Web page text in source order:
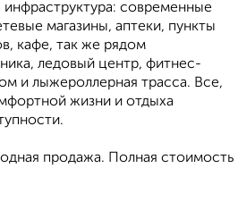
инфраструктура: современные
магазины, аптеки, пункты
кафе, так же рядом
ледовый центр, фитнес-
и лыжероллерная трасса. Все,
жизни и отдыха
продажа. Полная стоимость